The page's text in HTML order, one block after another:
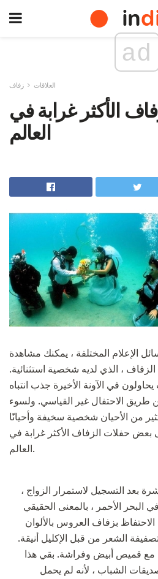
ad
العلاقات زفاف
الأكثر غرابة في
العالم
الإعلام المختلفة ، يمكنك مشاهدة
، الذي لديه شخصية استثنائية.
في الآونة الأخيرة جذب انتباه
طريق الاحتفال غير القياسي. ولسوء
من الأحيان شخصية سخيفة وأحيانًا
بعض حفلات الزفاف الأكثر غرابة في
العالم.
بعد التسجيل لاستمرار الزواج ،
البحر الأحمر ، بالمعنى الحقيقي
بزفاف العروس بالألوان
الشعر من قبل الإكليل أنيقة.
مع قميص أبيض وفراشة. بقي هذا
الشباب ، لأنه لم يحمل